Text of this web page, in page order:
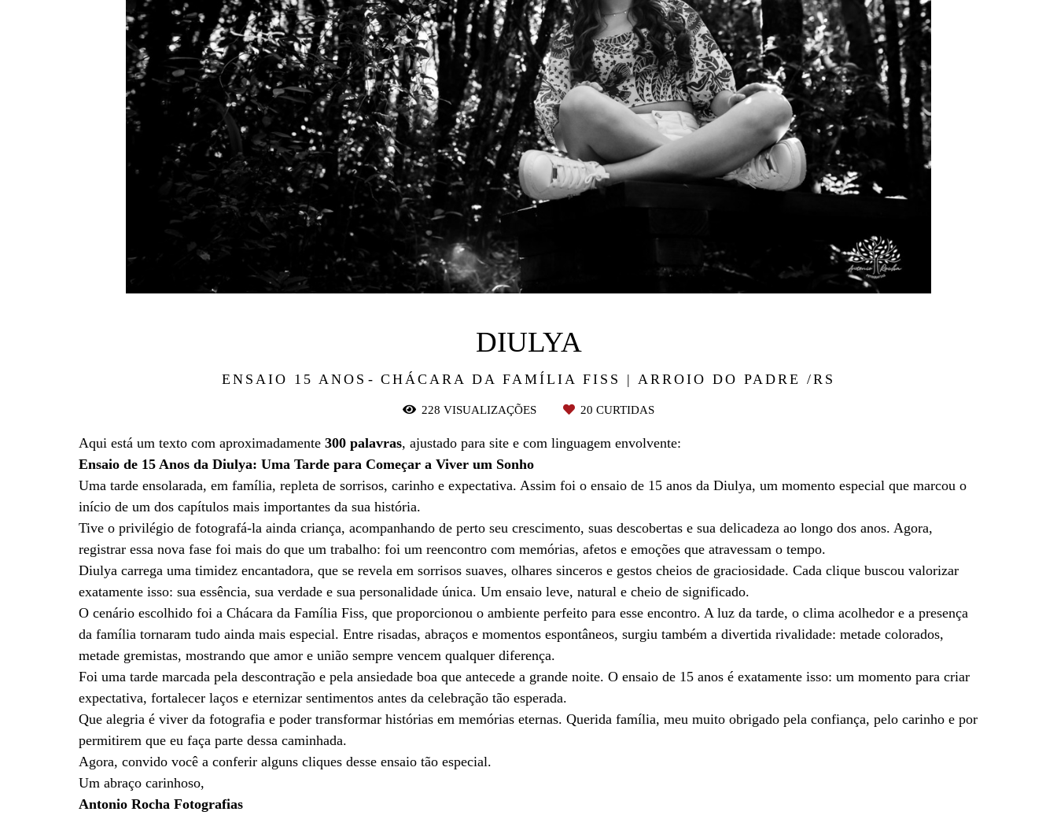
ENSAIO 15 ANOS CHÁCARA DA FAMÍLIA FISS | ARROIO DO PADRE /RS
DIULYA
228 VISUALIZAÇÕES 20 CURTIDAS
Aqui está um texto com aproximadamente 300 palavras, ajustado para site e com linguagem envolvente:
Ensaio de 15 Anos da Diulya: Uma Tarde para Começar a Viver um Sonho
Uma tarde ensolarada, em família, repleta de sorrisos, carinho e expectativa. Assim foi o ensaio de 15 anos da Diulya, um momento especial que marcou o
início de um dos capítulos mais importantes da sua história.
Tive o privilégio de fotografá-la ainda criança, acompanhando de perto seu crescimento, suas descobertas e sua delicadeza ao longo dos anos. Agora,
registrar essa nova fase foi mais do que um trabalho: foi um reencontro com memórias, afetos e emoções que atravessam o tempo.
Diulya carrega uma timidez encantadora, que se revela em sorrisos suaves, olhares sinceros e gestos cheios de graciosidade. Cada clique buscou valorizar
exatamente isso: sua essência, sua verdade e sua personalidade única. Um ensaio leve, natural e cheio de significado.
O cenário escolhido foi a Chácara da Família Fiss, que proporcionou o ambiente perfeito para esse encontro. A luz da tarde, o clima acolhedor e a presença
da família tornaram tudo ainda mais especial. Entre risadas, abraços e momentos espontâneos, surgiu também a divertida rivalidade: metade colorados,
metade gremistas, mostrando que amor e união sempre vencem qualquer diferença.
Foi uma tarde marcada pela descontração e pela ansiedade boa que antecede a grande noite. O ensaio de 15 anos é exatamente isso: um momento para criar
expectativa, fortalecer laços e eternizar sentimentos antes da celebração tão esperada.
Que alegria é viver da fotografia e poder transformar histórias em memórias eternas. Querida família, meu muito obrigado pela confiança, pelo carinho e por
permitirem que eu faça parte dessa caminhada.
Agora, convido você a conferir alguns cliques desse ensaio tão especial.
Um abraço carinhoso,
Antonio Rocha Fotografias